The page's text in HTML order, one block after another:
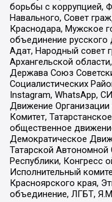
борьбы с коррупцией,
Навального, Совет
Краснодара, Мужское
объединение
Адат, Народный совет
Архангельской
Держава Союз
Социалистических
Instagram, WhatsApp,
Движение Организации
Комитет,
общественное
Демократическое
Татарской Автономной
Республики, Конгресс
Исполнительный
Красноярского края,
объединение, ЛГБТ,